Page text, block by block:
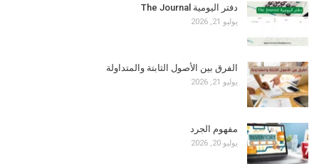
دفتر اليومية The Journal
يوليو 21, 2026
الفرق بين الأصول الثابتة والمتداولة
يوليو 21, 2026
مفهوم الجرد
يوليو 20, 2026